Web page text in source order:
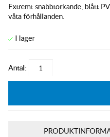
Extremt snabbtorkande, blått
våta förhållanden.
Antal: